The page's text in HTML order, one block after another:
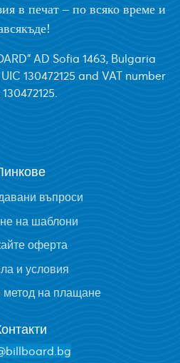
в печат – по всяко време и
AD Sofia 1463, Bulgaria
130472125 and VAT number
130472125.
въпроси
на шаблони
оферта
и условия
метод на плащане